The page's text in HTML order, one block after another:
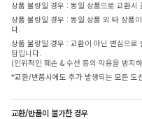
상품 불량일 경우 : 동일 상품으로 교환시
상품 불량일 경우 : 동일 상품 외 타 상품
다.
상품 불량일 경우 : 교환이 아닌 변심으
담입니다.
(인위적인 훼손 & 수선 등의 악용을 방지
*교환/반품시에도 추가 발생되는 모든 도
교환/반품이 불가한 경우